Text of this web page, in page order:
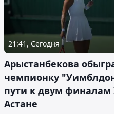
21:41, Сегодня
Арыстанбекова
чемпионку
пути к двум финалам
Астане